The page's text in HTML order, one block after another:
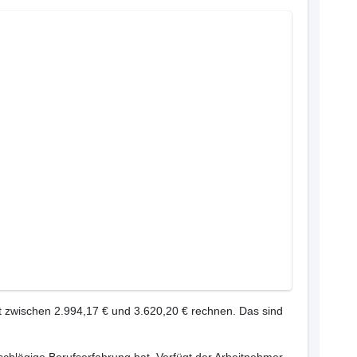
2.994,17 € und 3.620,20 € rechnen. Das sind